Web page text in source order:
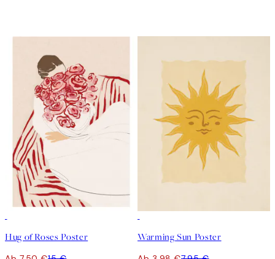
Hug of Roses Poster Warming Sun Poster